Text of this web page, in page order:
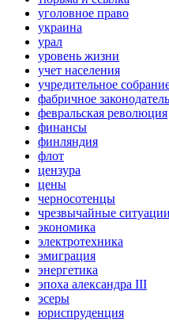
уголовное право
украина
урал
уровень жизни
учет населения
учредительное
фабричное
февральская революция
финансы
финляндия
флот
цензура
цены
черносотенцы
чрезвычайные ситуации
экономика
электротехника
эмиграция
энергетика
эпоха александра III
эсеры
юриспруденция